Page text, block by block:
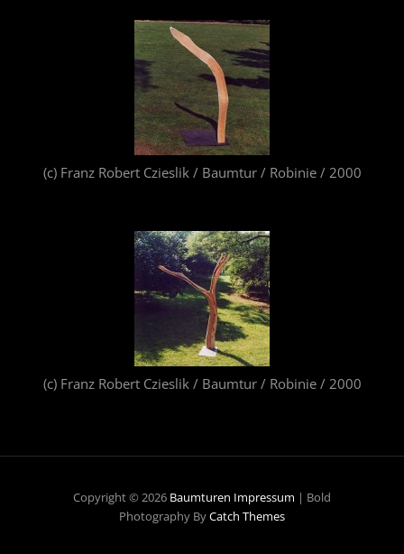
(c) Franz Robert Czieslik / Baumtur / Robinie / 2000
(c) Franz Robert Czieslik / Baumtur / Robinie / 2000
Copyright © 2026 Baumturen Impressum | Bold
Photography ByCatch Themes